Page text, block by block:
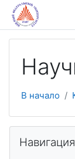
Перейти к
В начало
Навигация